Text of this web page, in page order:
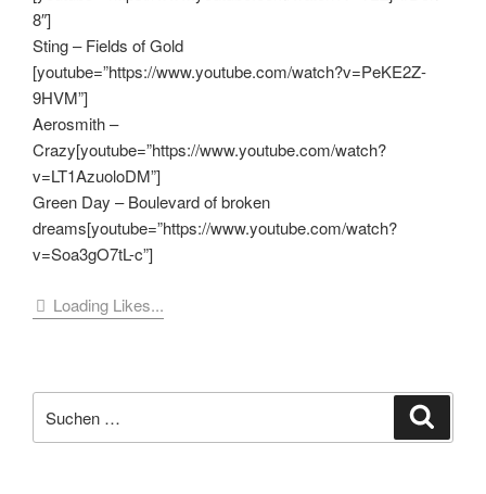
8″]
Sting – Fields of Gold
[youtube=”https://www.youtube.com/watch?v=PeKE2Z-
9HVM”]
Aerosmith –
Crazy[youtube=”https://www.youtube.com/watch?
v=LT1AzuoloDM”]
Green Day – Boulevard of broken
dreams[youtube=”https://www.youtube.com/watch?
v=Soa3gO7tL-c”]
Loading Likes...
nach: